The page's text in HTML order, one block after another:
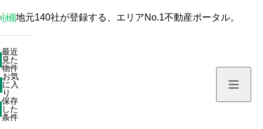
保存した条件
地元140社が登録する、エリアNo.1不動産ポータル。
最近
見た
物件
お気
に入
り
保存
した
条件